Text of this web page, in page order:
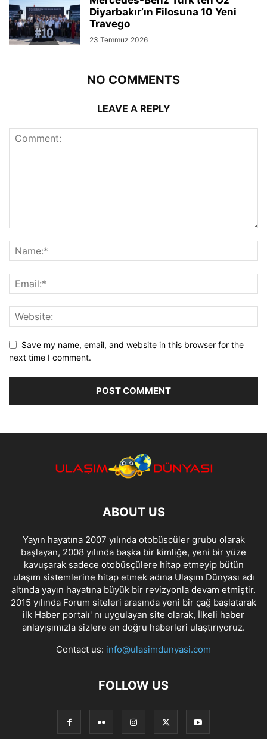
Diyarbakır’ın Filosuna 10 Yeni
Travego
23 Temmuz 2026
NO COMMENTS
LEAVE A REPLY
Save my name, email, and website in this browser for the
next time I comment.
ABOUT US
Yayın hayatına 2007 yılında otobüscüler grubu olarak
başlayan, 2008 yılında başka bir kimliğe, yeni bir yüze
kavuşarak sadece otobüsçülere hitap etmeyip bütün
ulaşım sistemlerine hitap etmek adına Ulaşım Dünyası adı
altında yayın hayatına büyük bir revizyonla devam etmiştir.
2015 yılında Forum siteleri arasında yeni bir çağ başlatarak
ilk Haber portalı' nı uygulayan site olarak, İlkeli haber
anlayışımızla sizlere en doğru haberleri ulaştırıyoruz.
Contact us: info@ulasimdunyasi.com
FOLLOW US